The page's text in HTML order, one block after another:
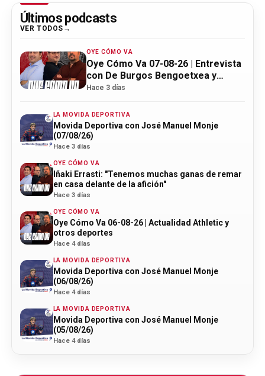
Últimos podcasts
VER TODOS
OYE CÓMO VA
Oye Cómo Va 07-08-26 | Entrevista
con De Burgos Bengoetxea y
actualidad Athletic
Hace 3 días
LA MOVIDA DEPORTIVA
Movida Deportiva con José Manuel Monje
(07/08/26)
Hace 3 días
OYE CÓMO VA
Iñaki Errasti: "Tenemos muchas ganas de remar
en casa delante de la afición"
Hace 3 días
OYE CÓMO VA
Oye Cómo Va 06-08-26 | Actualidad Athletic y
otros deportes
Hace 4 días
LA MOVIDA DEPORTIVA
Movida Deportiva con José Manuel Monje
(06/08/26)
Hace 4 días
LA MOVIDA DEPORTIVA
Movida Deportiva con José Manuel Monje
(05/08/26)
Hace 4 días